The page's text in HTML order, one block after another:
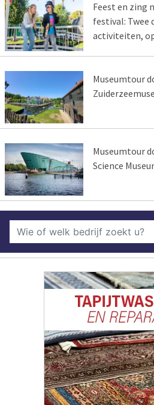
Feest en zing
festival: Twee
activiteiten,
Museumtour
Museumtour
Science